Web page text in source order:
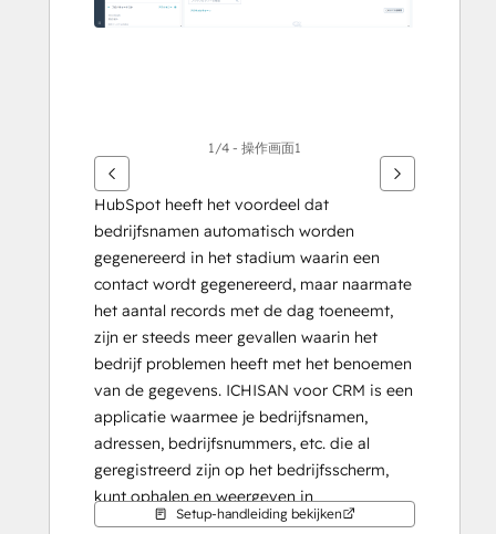
1/4 - 操作画面1
HubSpot heeft het voordeel dat
bedrijfsnamen automatisch worden
gegenereerd in het stadium waarin een
contact wordt gegenereerd, maar naarmate
het aantal records met de dag toeneemt,
zijn er steeds meer gevallen waarin het
bedrijf problemen heeft met het benoemen
van de gegevens. ICHISAN voor CRM is een
applicatie waarmee je bedrijfsnamen,
adressen, bedrijfsnummers, etc. die al
geregistreerd zijn op het bedrijfsscherm,
kunt ophalen en weergeven in
bedrijfsitems, gratis, ongeacht het
Setup-handleiding bekijken